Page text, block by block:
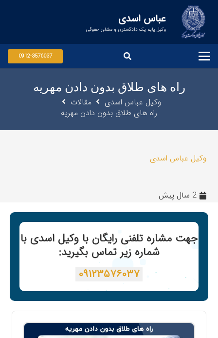
عباس اسدی
وکیل پایه یک دادگستری و مشاور حقوقی
0912-3576037
راه های طلاق بدون دادن مهریه
وکیل عباس اسدی
مقالات
راه های طلاق بدون دادن مهریه
وکیل عباس اسدی
2 سال پیش
جهت مشاره تلفنی رایگان با وکیل اسدی با
شماره زیر تماس بگیرید:
۰۹۱۲۳۵۷۶۰۳۷